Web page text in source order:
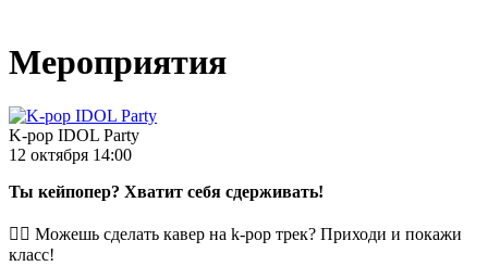
Мероприятия
K-pop IDOL Party
12 октября 14:00
Ты кейпопер? Хватит себя сдерживать!
👯‍♀ Можешь сделать кавер на k-pop трек? Приходи и покажи
класс!